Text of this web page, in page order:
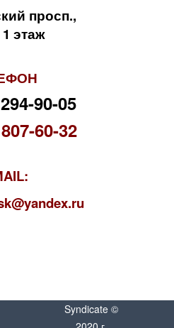
просп.,
этаж
90-05
60-32
Syndicate ©